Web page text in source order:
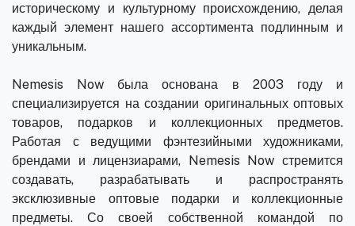
историческому и культурному происхождению, делая
каждый элемент нашего ассортимента подлинным и
уникальным.
Nemesis Now была основана в 2003 году и
специализируется на создании оригинальных оптовых
товаров, подарков и коллекционных предметов.
Работая с ведущими фэнтезийными художниками,
брендами и лицензиарами, Nemesis Now стремится
создавать, разрабатывать и распространять
эксклюзивные оптовые подарки и коллекционные
предметы. Со своей собственной командой по